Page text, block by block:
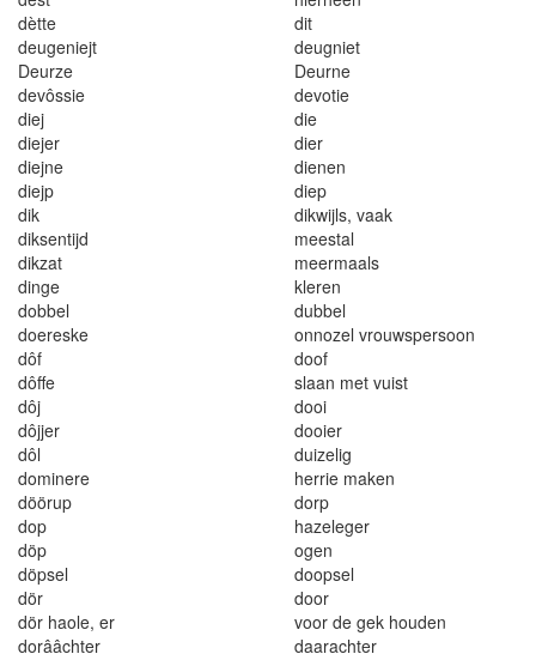
dètte
dit
deugeniejt
deugniet
Deurze Deurne
devôssie devotie
diej
die
diejer dier
diejne dienen
diejp diep
dik dikwijls, vaak
diksentijd
meestal
dikzat meermaals
dinge kleren
dobbel
dubbel
doereske
onnozel vrouwspersoon
dôf
doof
dôffe
slaan met vuist
dôj dooi
dôjjer
dooier
dôl duizelig
dominere herrie maken
döörup
dorp
dop hazeleger
döp
ogen
döpsel doopsel
dör door
dör haole, er voor de gek houden
dorââchter daarachter